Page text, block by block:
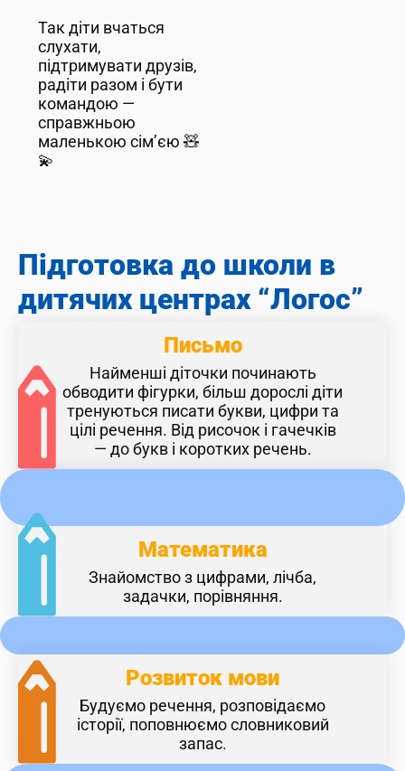
Так діти вчаться
слухати,
підтримувати друзів,
радіти разом і бути
командою —
справжньою
маленькою сім’єю 🧸
💫
Підготовка до школи в
дитячих центрах “Логос”
Письмо
Найменші діточки починають
обводити фігурки, більш дорослі діти
тренуються писати букви, цифри та
цілі речення. Від рисочок і гачечків
— до букв і коротких речень.
Математика
Знайомство з цифрами, лічба,
задачки, порівняння.
Розвиток мови
Будуємо речення, розповідаємо
історії, поповнюємо словниковий
запас.